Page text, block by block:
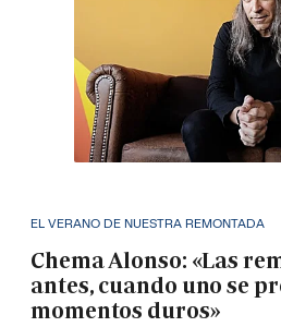
EL VERANO DE NUESTRA REMONTADA
Chema Alonso: «Las
antes, cuando uno se
momentos duros»